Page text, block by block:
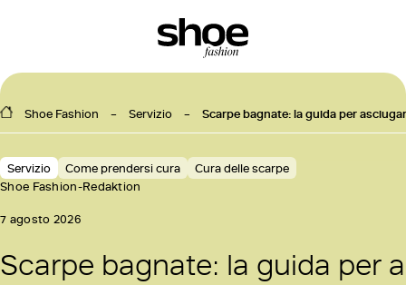
Shoe Fashion Servizio Scarpe bagnate: la guida per
Servizio Come prendersi cura
Cura delle scarpe
Shoe Fashion-Redaktion
7 agosto 2026
Scarpe bagnate: la guida per